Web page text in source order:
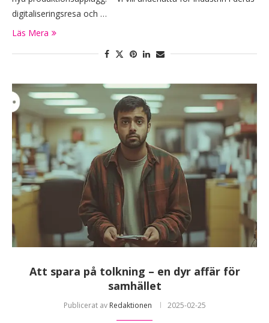
digitaliseringsresa och …
Läs Mera
Att spara på tolkning – en dyr affär för
samhället
Publicerat av Redaktionen 2025-02-25